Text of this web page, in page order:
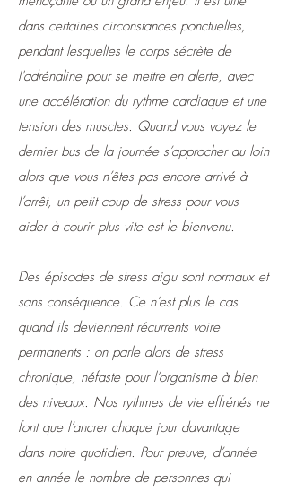
dans certaines circonstances ponctuelles,
pendant lesquelles le corps sécrète de
l'adrénaline pour se mettre en alerte, avec
une accélération du rythme cardiaque et une
tension des muscles. Quand vous voyez le
dernier bus de la journée s’approcher au loin
alors que vous n’êtes pas encore arrivé à
l’arrêt, un petit coup de stress pour vous
aider à courir plus vite est le bienvenu.
Des épisodes de stress aigu sont normaux et
sans conséquence. Ce n’est plus le cas
quand ils deviennent récurrents voire
permanents : on parle alors de stress
chronique, néfaste pour l’organisme à bien
des niveaux. Nos rythmes de vie effrénés ne
font que l’ancrer chaque jour davantage
dans notre quotidien. Pour preuve, d’année
en année le nombre de personnes qui